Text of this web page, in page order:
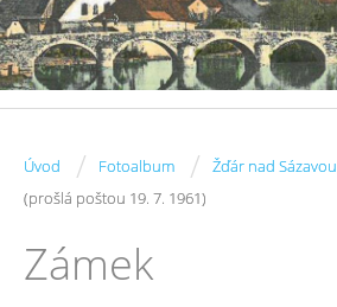
Úvod / Fotoalbum / Žďár nad Sázavou
(prošlá poštou 19. 7. 1961)
Zámek